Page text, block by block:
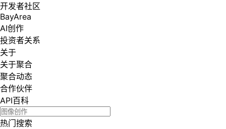
开发者社区
BayArea
AI创作
投资者关系
关于
关于聚合
聚合动态
合作伙伴
API百科
热门搜索